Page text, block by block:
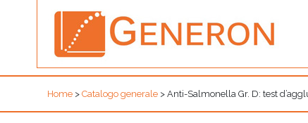
Home > Catalogo generale > Anti-Salmonella Gr. D: test